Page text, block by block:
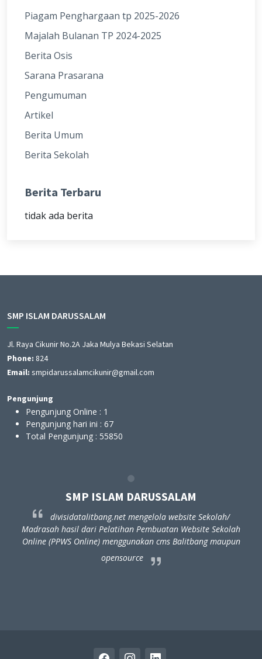
Piagam Penghargaan tp 2025-2026
Majalah Bulanan TP 2024-2025
Berita Osis
Sarana Prasarana
Pengumuman
Artikel
Berita Umum
Berita Sekolah
Berita Terbaru
tidak ada berita
SMP ISLAM DARUSSALAM
Jl. Raya Cikunir No.2A Jaka Mulya Bekasi Selatan
Phone: 824
Email: smpidarussalamcikunir@gmail.com
Pengunjung
Pengunjung Online : 1
Pengunjung hari ini : 67
Total Pengunjung : 55850
DARUSSALAM
mengelola website Sekolah/
Pembuatan Website Sekolah
cms Balitbang maupun
SMP ISLAM
divisidatalitbang.net
Madrasah hasil dari Pelatihan
Online (PPWS Online)